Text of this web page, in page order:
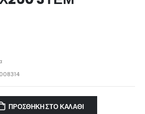
ΠΡΟΣΘΉΚΗ ΣΤΟ ΚΑΛΆΘΙ